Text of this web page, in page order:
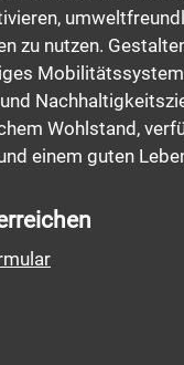
zu nutzen.
Wohlstand,
einem guten